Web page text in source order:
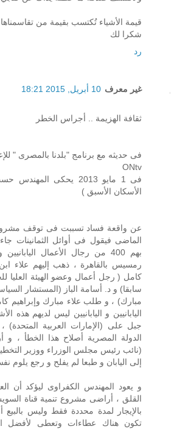
قيمة الأشياء تُكتسب بقيمة من تقاسمناها
شكرا لك
رد
غير معرف 10 أبريل, 2015 18:21
ثقافة الهزيمة .. أجراس الخطر
فى حديثه مع برنامج "بلدنا بالمصرى "
ONtv
فى 1 مايو 2013 يحكى
الأسكان الأسبق )
عن واقعة فساد تسببت فى توقف
الماضى فيقول فى أوائل الثمانينات
بهم 400 من رجال الأعمال
رمسيس بالقاهرة ، ذهب إليهم علاء
كامل ( رجل أعمال وعضو الهيئة العليا
سابقا) و د. أسامة الباز (المستشار
مبارك) ، و طلب علاء مبارك وإبراهيم
اليابانيين و اليابانيين ليس لديهم هذه
جبل على (الإمارات العربية
الدولة المصرية أصلاح هذا الخطأ ، و
(نائب رئيس مجلس الوزراء ووزير
إلى اليابان و طبعا لم يفلح و رجع يلوم
و يعود المهندس الكفراوى ليؤكد أن
القلق ، أراضى مشروع تنمية قناة
بالإيجار لمدة محددة فقط وليس
تكون هناك عطاءات وتعطى لأفضل